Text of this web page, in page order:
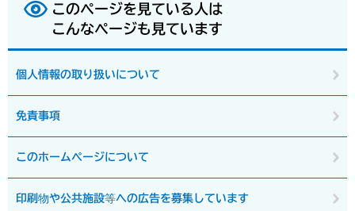
このページを見ている人は
こんなページも見ています
個人情報の取り扱いについて
免責事項
このホームページについて
印刷物や公共施設等への広告を募集しています